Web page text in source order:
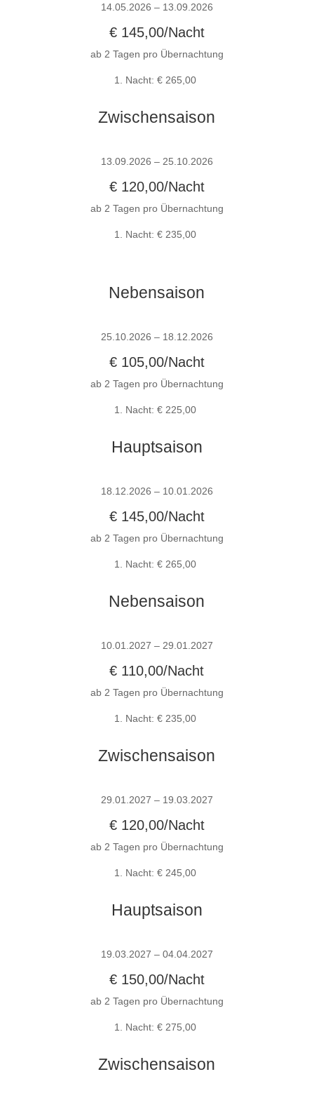
14.05.2026 – 13.09.2026
€ 145,00/Nacht
ab 2 Tagen pro Übernachtung
1. Nacht: € 265,00
Zwischensaison
13.09.2026 – 25.10.2026
€ 120,00/Nacht
ab 2 Tagen pro Übernachtung
1. Nacht: € 235,00
Nebensaison
25.10.2026 – 18.12.2026
€ 105,00/Nacht
ab 2 Tagen pro Übernachtung
1. Nacht: € 225,00
Hauptsaison
18.12.2026 – 10.01.2026
€ 145,00/Nacht
ab 2 Tagen pro Übernachtung
1. Nacht: € 265,00
Nebensaison
10.01.2027 – 29.01.2027
€ 110,00/Nacht
ab 2 Tagen pro Übernachtung
1. Nacht: € 235,00
Zwischensaison
29.01.2027 – 19.03.2027
€ 120,00/Nacht
ab 2 Tagen pro Übernachtung
1. Nacht: € 245,00
Hauptsaison
19.03.2027 – 04.04.2027
€ 150,00/Nacht
ab 2 Tagen pro Übernachtung
1. Nacht: € 275,00
Zwischensaison